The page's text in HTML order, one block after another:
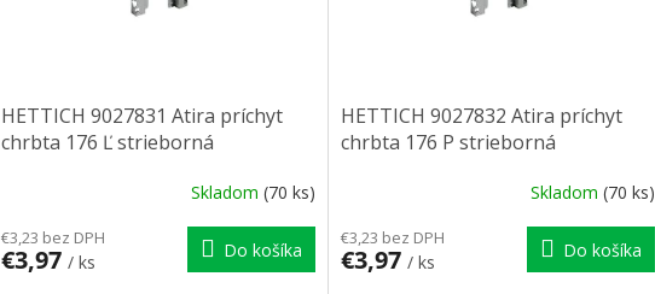
HETTICH 9027831 Atira príchyt
chrbta 176 Ľ strieborná
Skladom (70 ks)
€3,23 bez DPH
€3,97 / ks
Do košíka
HETTICH 9027832 Atira príchyt
chrbta 176 P strieborná
Skladom (70 ks)
€3,23 bez DPH
€3,97 / ks
Do košíka